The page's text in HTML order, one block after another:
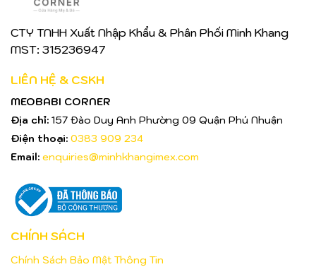
CTY TNHH Xuất Nhập Khẩu & Phân Phối Minh Khang
MST: 315236947
LIÊN HỆ & CSKH
MEOBABI CORNER
Địa chỉ: 157 Đào Duy Anh Phường 09 Quận Phú Nhuận
Điện thoại: 0383 909 234
Email: enquiries@minhkhangimex.com
CHÍNH SÁCH
Chính Sách Bảo Mật Thông Tin